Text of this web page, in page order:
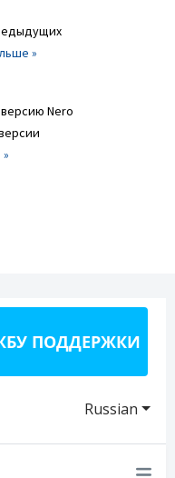
»
Nero
ПОДДЕРЖКИ
Russian